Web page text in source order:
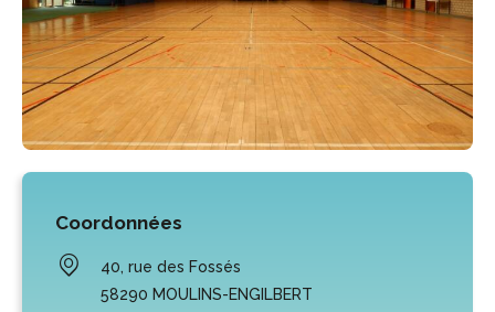
Coordonnées
40, rue des Fossés
58290 MOULINS-ENGILBERT